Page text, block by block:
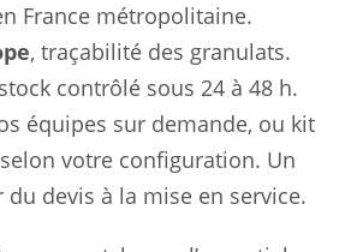
France métropolitaine.
, traçabilité des granulats.
contrôlé sous 24 à 48 h.
équipes sur demande, ou kit
votre configuration. Un
devis à la mise en service.